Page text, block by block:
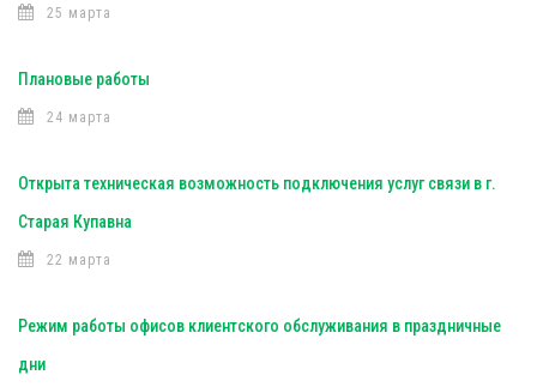
25 марта
Плановые работы
24 марта
Открыта техническая возможность подключения услуг связи в г.
Старая Купавна
22 марта
Режим работы офисов клиентского обслуживания в праздничные
дни